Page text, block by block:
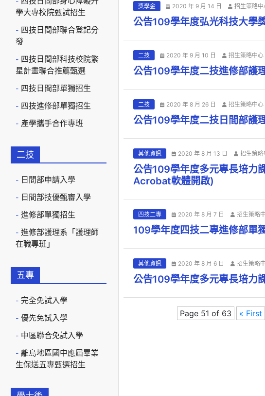
學大專校院甄試招生
四技日間部聯合登記分
發
四技日間部科技校院繁
星計畫聯合推薦甄選
四技日間部單獨招生
四技進修部單獨招生
產學攜手合作專班
二技
日間部申請入學
日間部技優甄審入學
進修部單獨招生
進修部護理系「護理師
在職專班」
五專
完全免試入學
優先免試入學
中區聯合免試入學
離島地區國中應屆畢業
生保送五專甄選招生
獎學金 2020 年 9 月 14 日 招生策略中
公告109學年度弘光科技大學
二技 2020 年 9 月 10 日 招生策略中心
公告109學年度二技進修部護
二技 2020 年 8 月 26 日 招生策略中心
公告109學年度二技日間部護
其他資訊 2020 年 8 月 13 日 招生策略
公告109學年度多元專長培力
Acrobat軟體開啟)
四技二專 2020 年 8 月 7 日 招生策略
109學年度四技二專進修部單
其他資訊 2020 年 8 月 6 日 招生策略
公告109學年度多元專長培力
Page 51 of 63 « First